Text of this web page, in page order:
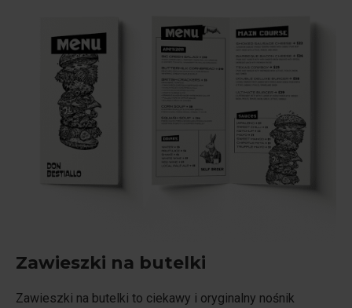
Zawieszki na butelki
Zawieszki na butelki to ciekawy i oryginalny nośnik